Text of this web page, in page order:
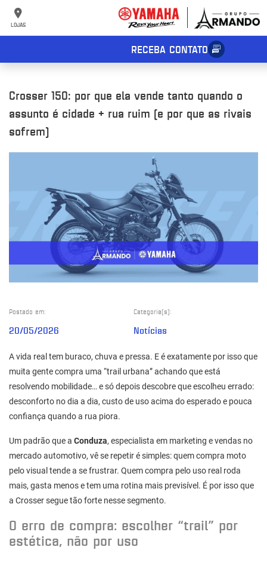
LOJAS
RECEBA CONTATO
Crosser 150: por que ela vende tanto quando o
assunto é cidade + rua ruim (e por que as rivais
sofrem)
Categoria(s):
Notícias
Postado em:
20/05/2026
A vida real tem buraco, chuva e pressa. E é exatamente por isso que
muita gente compra uma “trail urbana” achando que está
resolvendo mobilidade… e só depois descobre que escolheu errado:
desconforto no dia a dia, custo de uso acima do esperado e pouca
confiança quando a rua piora.
Um padrão que a Conduza, especialista em marketing e vendas no
mercado automotivo, vê se repetir é simples: quem compra moto
pelo visual tende a se frustrar. Quem compra pelo uso real roda
mais, gasta menos e tem uma rotina mais previsível. É por isso que
a Crosser segue tão forte nesse segmento.
O erro de compra: escolher “trail” por
estética, não por uso